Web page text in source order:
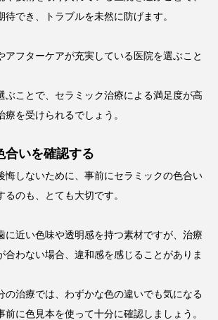
待でき、トラブルを未然に防げます。
アフターケアが充実している医院を選ぶこと
ぶことで、セラミック治療による満足度が高
療を受けられるでしょう。
合いを確認する
悔しないために、事前にセラミックの色合い
るのも、とても大切です。
に近い色味や透明感を持つ素材ですが、治療
合わない場合、違和感を感じることがありま
の治療では、わずかな色の違いでも気になる
前に色見本を使って十分に確認しましょう。